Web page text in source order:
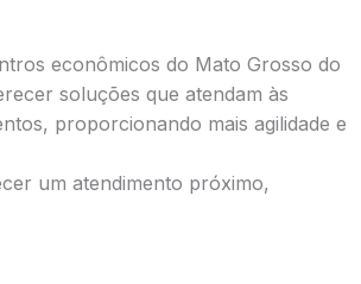
econômicos do Mato Grosso do
soluções que atendam às
proporcionando mais agilidade e
um atendimento próximo,